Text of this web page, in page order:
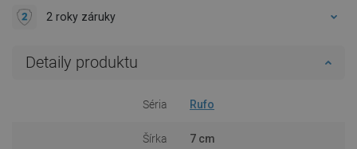
2 roky záruky
Detaily produktu
Séria Rufo
Šírka 7 cm